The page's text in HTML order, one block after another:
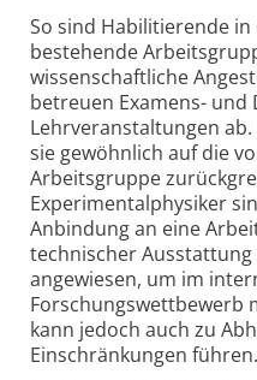
So sind Habilitierende in
bestehende
wissenschaftliche
betreuen Examens-
Lehrveranstaltungen
sie gewöhnlich auf die
Arbeitsgruppe
Experimentalphysiker
Anbindung an eine
technischer
angewiesen, um im
Forschungswettbewerb
kann jedoch auch zu
Einschränkungen führen.